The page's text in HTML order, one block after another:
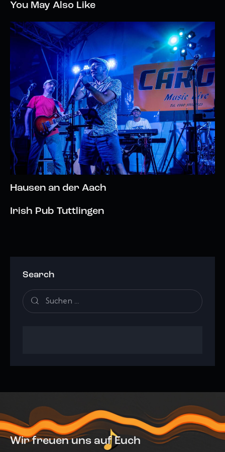
You May Also Like
Hausen an der Aach
Irish Pub Tuttlingen
Search
Wir freuen uns auf Euch